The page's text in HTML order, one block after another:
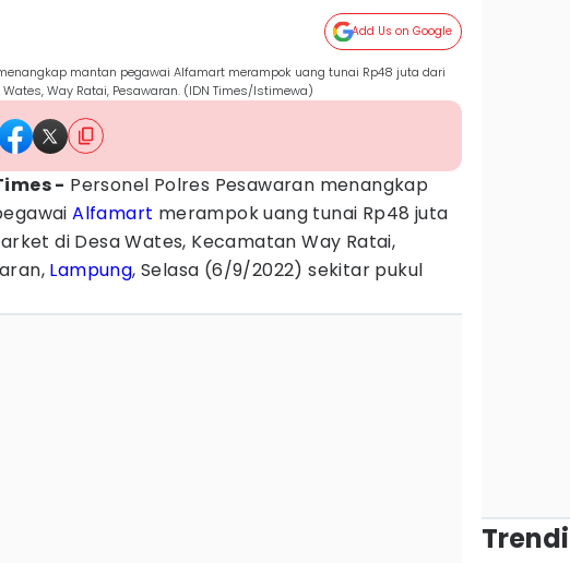
Add Us on Google
mantan pegawai Alfamart merampok uang tunai Rp48 juta dari
Way Ratai, Pesawaran. (IDN Times/Istimewa)
- Personel Polres Pesawaran menangkap
Alfamart merampok uang tunai Rp48 juta
di Desa Wates, Kecamatan Way Ratai,
Lampung, Selasa (6/9/2022) sekitar pukul